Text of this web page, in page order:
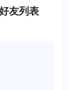
友列表